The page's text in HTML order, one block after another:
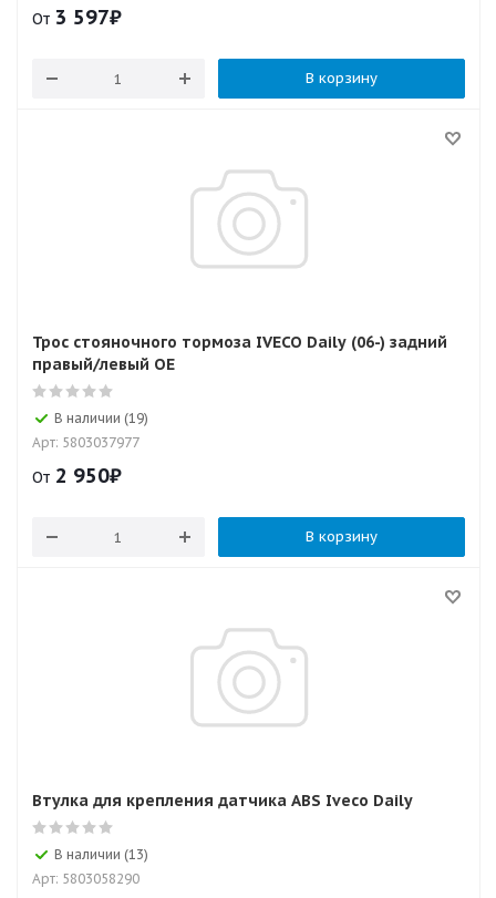
От 3 597₽
В корзину
Трос стояночного тормоза IVECO Daily (06-) задний
правый/левый OE
В наличии (19)
Арт: 5803037977
От 2 950₽
В корзину
Втулка для крепления датчика ABS Iveco Daily
В наличии (13)
Арт: 5803058290